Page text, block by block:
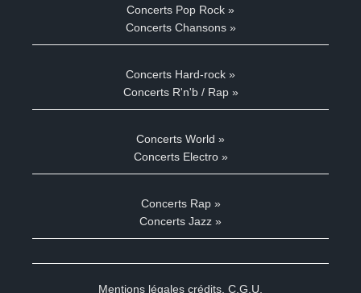
Concerts Pop Rock »
Concerts Chansons »
Concerts Hard-rock »
Concerts R'n'b / Rap »
Concerts World »
Concerts Electro »
Concerts Rap »
Concerts Jazz »
Mentions légales crédits C.G.U.